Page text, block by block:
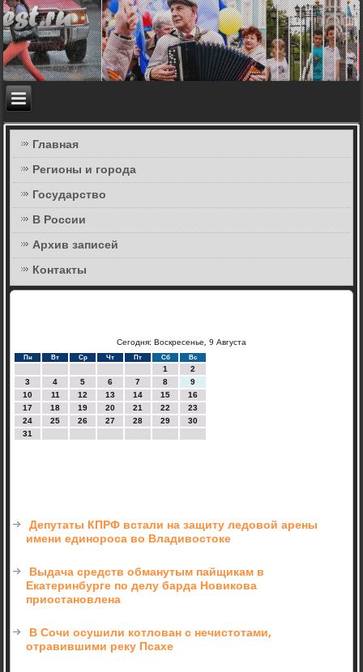
Главная
Регионы и города
Государство
В России
Архив записей
Контакты
Сегодня: Воскресенье, 9 Августа
Пн Вт Ср Чт Пт Сб Вс
1
2
3
4 5 6 7 8
9
10
11 12 13 14 15
16
17
18 19 20 21 22
23
24
25 26 27 28 29
30
31
Депутаты КПРФ встали на защиту ледовой арены
имени единороса во Владивостоке
Выдача средств обманутым пайщикам в
Екатеринбурге по делу барда Новикова
приостановлена
В Сочи осушили котлован с нечистотами,
отравившими реку Псахе